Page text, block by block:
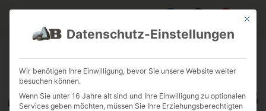
JOBS
FUHRPARK
Mit
Datenschutz-Einstellungen
Wir benötigen Ihre Einwilligung, bevor Sie unsere Website weiter
besuchen können.
Wenn Sie unter 16 Jahre alt sind und Ihre Einwilligung zu optionalen
Services geben möchten, müssen Sie Ihre Erziehungsberechtigten